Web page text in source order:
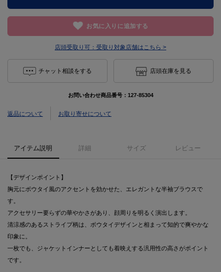
お気に入りに追加する
店頭受取り可： 受取り対象店舗はこちら >
チャット相談をする 店頭在庫を見る
お問い合わせ商品番号： 127-85304
返品について お取り寄せについて
アイテム説明 詳細 サイズ レビュー
【デザインポイント】
胸元にボウタイ風のアクセントを効かせた、エレガントな半袖ブラウスで
す。
アクセサリー要らずの華やかさがあり、顔周りを明るく演出します。
清涼感のあるストライプ柄は、ボウタイデザインと相まって知的で爽やかな
印象に。
一枚でも、ジャケットインナーとしても着映えする汎用性の高さがポイント
です。